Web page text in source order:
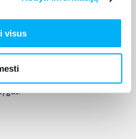
visus
ir sužinokite apie
Vos vieno mygtuko
sąrašą ir įsigyti vėliau
prie apmokėjimo. Prekėms